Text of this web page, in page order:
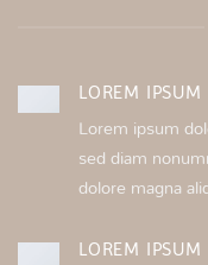
LOREM
Lorem ipsum
sed diam
dolore magna
LOREM